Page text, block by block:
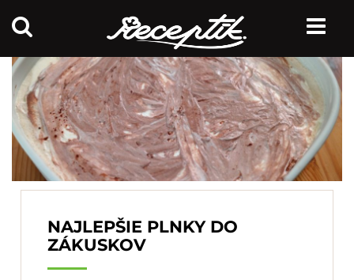
NAJLEPŠIE PLNKY DO
ZÁKUSKOV